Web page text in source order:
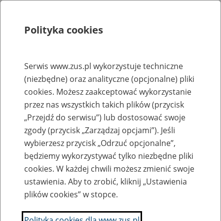
Rejestry, ewidencje i archiwa
Baza zlikwidowanych lub
przekształconych zakładów pracy
Nazwa zakładu pracy:
SZUKAJ
Polityka cookies
Serwis www.zus.pl wykorzystuje techniczne
(niezbędne) oraz analityczne (opcjonalne) pliki
cookies. Możesz zaakceptować wykorzystanie
przez nas wszystkich takich plików (przycisk
„Przejdź do serwisu”) lub dostosować swoje
zgody (przycisk „Zarządzaj opcjami”). Jeśli
wybierzesz przycisk „Odrzuć opcjonalne”,
będziemy wykorzystywać tylko niezbędne pliki
cookies. W każdej chwili możesz zmienić swoje
ustawienia. Aby to zrobić, kliknij „Ustawienia
plików cookies” w stopce.